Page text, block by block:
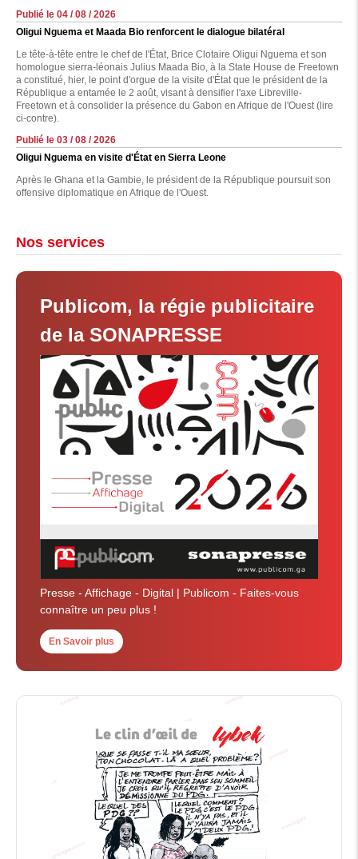
Publié le 04 / 08 / 2026
Oligui Nguema et Maada Bio renforcent le dialogue bilatéral
Le tête-à-tête entre le chef de l'État, Brice Clotaire Oligui Nguema et son
homologue sierra-léonais Julius Maada Bio, à la State House de Freetown
a constitué, hier, le point d'orgue de la visite d'État que le président de la
République a entamée le 2 août, visant à densifier l'axe Libreville-
Freetown et à consolider la présence du Gabon en Afrique de l'Ouest (lire
ci-contre).
Publié le 03 / 08 / 2026
Oligui Nguema en visite d'État en Sierra Leone
Après le Ghana et la Gambie, le président de la République poursuit son
offensive diplomatique en Afrique de l'Ouest.
Nos services
Publicom, la régie publicitaire
de la SONAPRESSE
Presse - Affichage - Digital | Publicom - Faites-vous
connaître un peu plus !
En Savoir plus